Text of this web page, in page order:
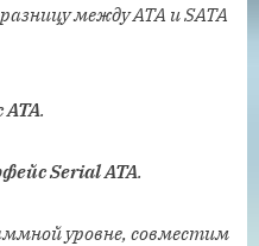
между АТА и SATA
АТА.
Serial ATA.
уровне, совместим